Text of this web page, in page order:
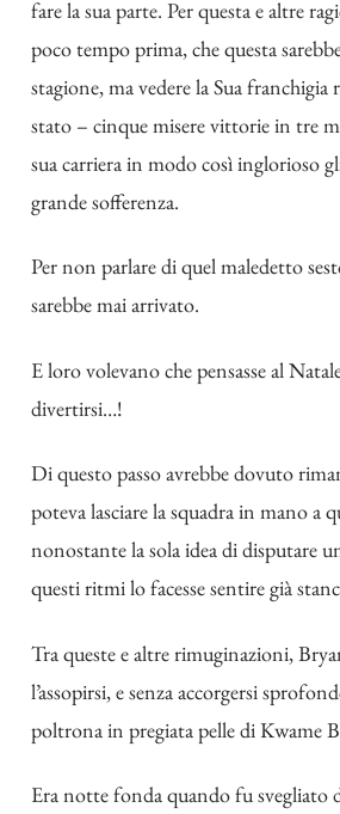
fare la sua parte. Per questa e altre
poco tempo prima, che questa
stagione, ma vedere la Sua
stato – cinque misere vittorie in tre
sua carriera in modo così inglorioso
grande sofferenza.
Per non parlare di quel maledetto
sarebbe mai arrivato.
E loro volevano che pensasse al
divertirsi…!
Di questo passo avrebbe dovuto
poteva lasciare la squadra in mano a
nonostante la sola idea di disputare
questi ritmi lo facesse sentire già
Tra queste e altre rimuginazioni,
l’assopirsi, e senza accorgersi
poltrona in pregiata pelle di Kwame
Era notte fonda quando fu svegliato